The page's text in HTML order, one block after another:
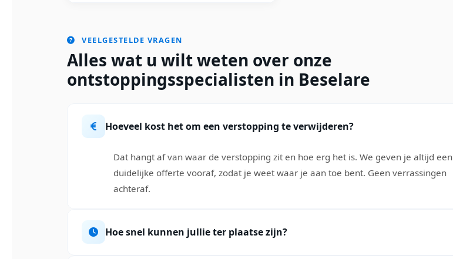
VEELGESTELDE VRAGEN
Alles wat u wilt weten over onze
ontstoppingsspecialisten in Beselare
Hoeveel kost het om een verstopping te verwijderen?
Dat hangt af van waar de verstopping zit en hoe erg het is. We geven je altijd een
duidelijke offerte vooraf, zodat je weet waar je aan toe bent. Geen verrassingen
achteraf.
Hoe snel kunnen jullie ter plaatse zijn?